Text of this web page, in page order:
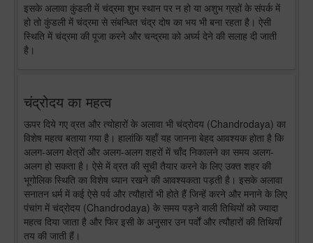
इसके अलावा कुंडली में चंद्रमा शुभ स्थान पर न हो या अशुभ ग्रहों के संपर्क में
हो तो कुंडली में चंद्रमा से संबन्धित चंद्र दोष का भय भी बना रहता है। ऐसी
स्थिति में चंद्रमा की पूजा करने और चन्द्रमा को अर्घ्य देने की सलाह दी जाती
है।
चंद्रोदय का महत्व
ऊपर दिये गए व्रत और त्योहारों के अलावा भी चंद्रोदय (Chandrodaya) का
विशेष महत्व बताया गया है। हालांकि यहाँ यह जानना बेहद आवश्यक होता है कि
अलग-अलग क्षेत्रों और अलग-अलग शहरों में चाँद निकालने का समय अलग-
अलग हो सकता है। ऐसे में व्रत की सूची तैयार करने के लिए उक्त शहर की
भूगोलिक स्थिति का विशेष ध्यान रखने की आवश्यकता पड़ती है। इसके अलावा
सनातन धर्म में कई ऐसे पर्व और त्यौहारों भी होते हैं जिन्हें करने और मनाने के लिए
पंचांग में चंद्रोदय (Chandrodaya) के समय पड़ने वाली तिथियों को ज्यादा
महत्व दिया जाता है और फिर इसी के अनुसार उन पर्वों और त्यौहारों की तिथियाँ
तय की जाती हैं।